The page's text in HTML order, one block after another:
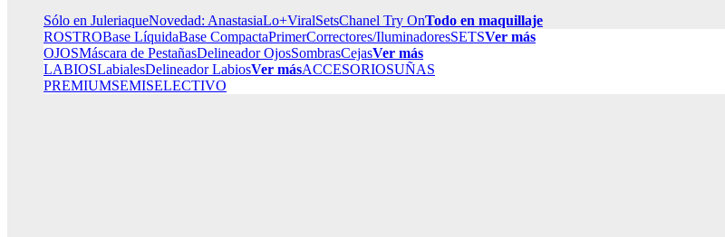
Sólo en JuleriaqueNovedad: AnastasiaLo+ViralSetsChanel Try OnTodo en maquillaje
ROSTROBase LíquidaBase CompactaPrimerCorrectores/IluminadoresSETSVer más
OJOSMáscara de PestañasDelineador OjosSombrasCejasVer más
LABIOSLabialesDelineador LabiosVer másACCESORIOSUÑAS
PREMIUMSEMISELECTIVO